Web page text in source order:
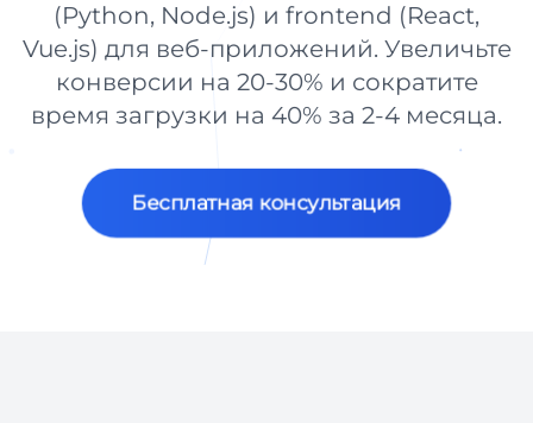
(Python, Node.js) и frontend (React,
Vue.js) для веб-приложений. Увеличьте
конверсии на 20-30% и сократите
время загрузки на 40% за 2-4 месяца.
Бесплатная консультация